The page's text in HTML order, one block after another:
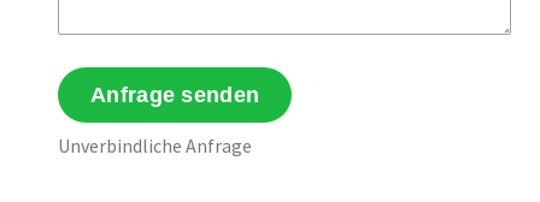
Unverbindliche Anfrage